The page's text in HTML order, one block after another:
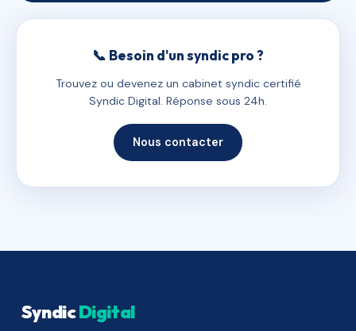
📞 Besoin d'un syndic pro ?
Trouvez ou devenez un cabinet syndic certifié
Syndic Digital. Réponse sous 24h.
Nous contacter
SyndicDigital